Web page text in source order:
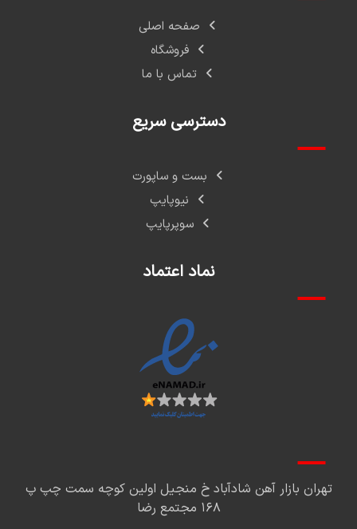
صفحه اصلی
فروشگاه
تماس با ما
دسترسی سریع
بست و ساپورت
نیوپایپ
سوپرپایپ
نماد اعتماد
تهران بازار آهن شادآباد خ منجیل اولین کوچه سمت چپ پ
۱۶۸ مجتمع رضا